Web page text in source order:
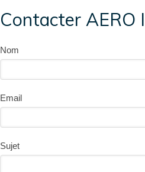
Contacter AERO
Nom
Email
Sujet